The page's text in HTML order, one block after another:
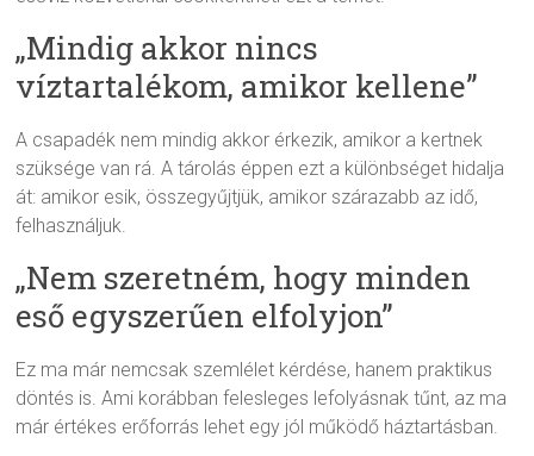
„Mindig akkor nincs
víztartalékom, amikor kellene”
A csapadék nem mindig akkor érkezik, amikor a kertnek
szüksége van rá. A tárolás éppen ezt a különbséget hidalja
át: amikor esik, összegyűjtjük, amikor szárazabb az idő,
felhasználjuk.
„Nem szeretném, hogy minden
eső egyszerűen elfolyjon”
Ez ma már nemcsak szemlélet kérdése, hanem praktikus
döntés is. Ami korábban felesleges lefolyásnak tűnt, az ma
már értékes erőforrás lehet egy jól működő háztartásban.